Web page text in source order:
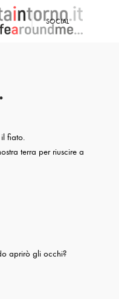
SOCIAL
fiato.
terra per riuscire a
aprirò gli occhi?